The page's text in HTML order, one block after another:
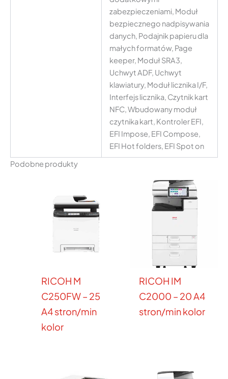
zabezpieczeniami, Moduł
bezpiecznego nadpisywania
danych, Podajnik papieru dla
małych formatów, Page
keeper, Moduł SRA3,
Uchwyt ADF, Uchwyt
klawiatury, Moduł licznika I/F,
Interfejs licznika, Czytnik kart
NFC, Wbudowany moduł
czytnika kart, Kontroler EFI,
EFI Impose, EFI Compose,
EFI Hot folders, EFI Spot on
Podobne produkty
RICOH M
C250FW – 25
A4 stron/min
kolor
RICOH IM
C2000 – 20 A4
stron/min kolor